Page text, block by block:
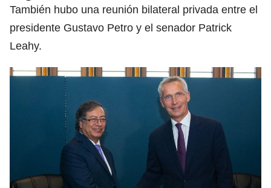
También hubo una reunión bilateral privada entre el
presidente Gustavo Petro y el senador Patrick
Leahy.